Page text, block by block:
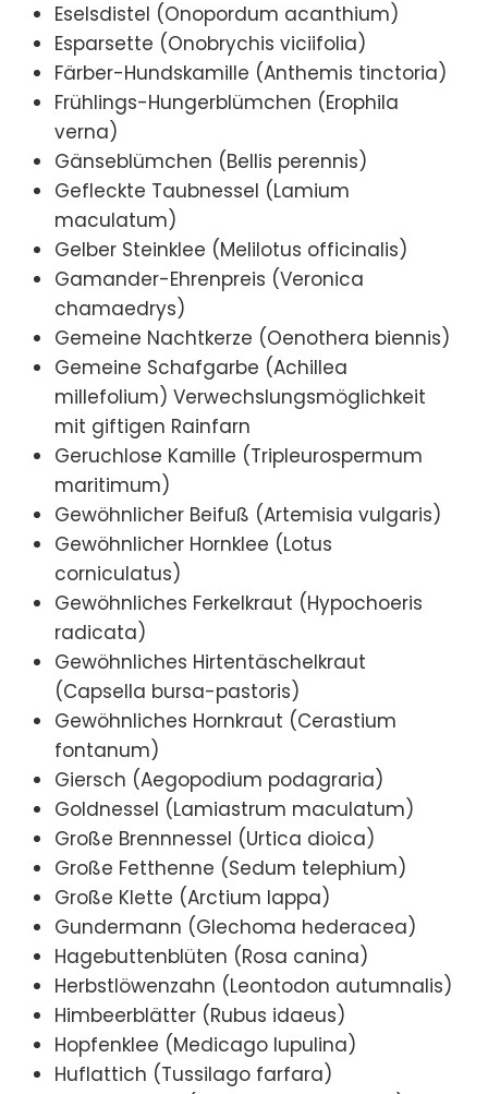
Eselsdistel (Onopordum acanthium)
Esparsette (Onobrychis viciifolia)
Färber-Hundskamille (Anthemis tinctoria)
Frühlings-Hungerblümchen (Erophila
verna)
Gänseblümchen (Bellis perennis)
Gefleckte Taubnessel (Lamium
maculatum)
Gelber Steinklee (Melilotus officinalis)
Gamander-Ehrenpreis (Veronica
chamaedrys)
Gemeine Nachtkerze (Oenothera biennis)
Gemeine Schafgarbe (Achillea
millefolium) Verwechslungsmöglichkeit
mit giftigen Rainfarn
Geruchlose Kamille (Tripleurospermum
maritimum)
Gewöhnlicher Beifuß (Artemisia vulgaris)
Gewöhnlicher Hornklee (Lotus
corniculatus)
Gewöhnliches Ferkelkraut (Hypochoeris
radicata)
Gewöhnliches Hirtentäschelkraut
(Capsella bursa-pastoris)
Gewöhnliches Hornkraut (Cerastium
fontanum)
Giersch (Aegopodium podagraria)
Goldnessel (Lamiastrum maculatum)
Große Brennnessel (Urtica dioica)
Große Fetthenne (Sedum telephium)
Große Klette (Arctium lappa)
Gundermann (Glechoma hederacea)
Hagebuttenblüten (Rosa canina)
Herbstlöwenzahn (Leontodon autumnalis)
Himbeerblätter (Rubus idaeus)
Hopfenklee (Medicago lupulina)
Huflattich (Tussilago farfara)